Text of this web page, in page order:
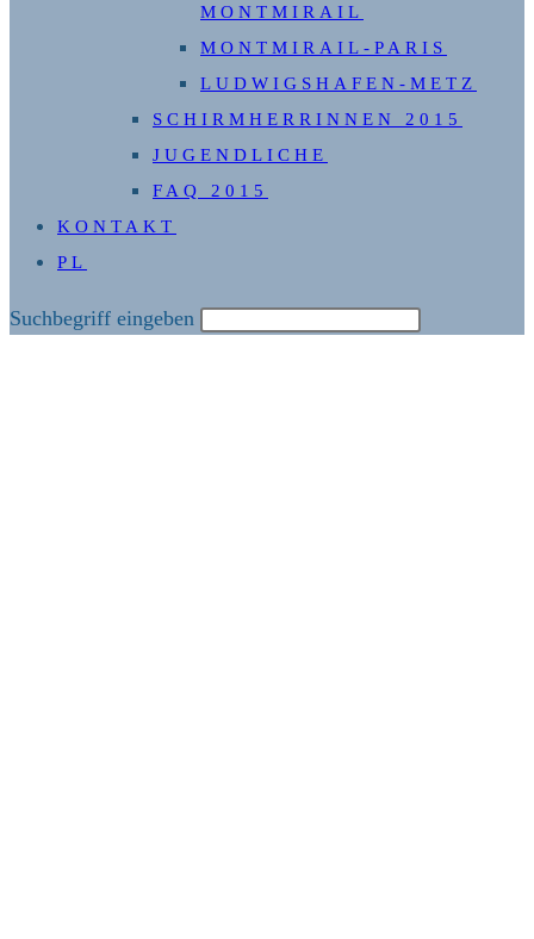
MONTMIRAIL
MONTMIRAIL-PARIS
LUDWIGSHAFEN-METZ
SCHIRMHERRINNEN 2015
JUGENDLICHE
FAQ 2015
KONTAKT
PL
Diese
Suchbegriff eingeben